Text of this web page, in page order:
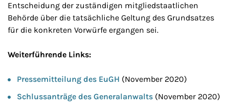
Entscheidung der zuständigen mitgliedstaatlichen
Behörde über die tatsächliche Geltung des Grundsatzes
für die konkreten Vorwürfe ergangen sei.
Weiterführende Links:
Pressemitteilung des EuGH (November 2020)
Schlussanträge des Generalanwalts (November 2020)